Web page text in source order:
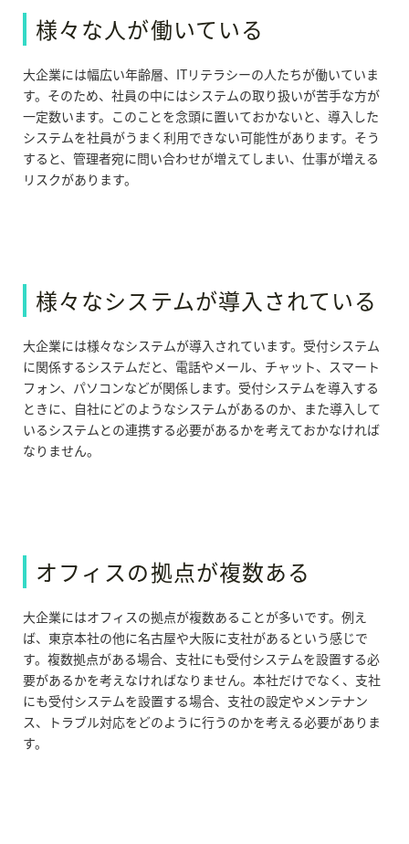
様々な人が働いている
大企業には幅広い年齢層、ITリテラシーの人たちが働いていま
す。そのため、社員の中にはシステムの取り扱いが苦手な方が
一定数います。このことを念頭に置いておかないと、導入した
システムを社員がうまく利用できない可能性があります。そう
すると、管理者宛に問い合わせが増えてしまい、仕事が増える
リスクがあります。
様々なシステムが導入されている
大企業には様々なシステムが導入されています。受付システム
に関係するシステムだと、電話やメール、チャット、スマート
フォン、パソコンなどが関係します。受付システムを導入する
ときに、自社にどのようなシステムがあるのか、また導入して
いるシステムとの連携する必要があるかを考えておかなければ
なりません。
オフィスの拠点が複数ある
大企業にはオフィスの拠点が複数あることが多いです。例え
ば、東京本社の他に名古屋や大阪に支社があるという感じで
す。複数拠点がある場合、支社にも受付システムを設置する必
要があるかを考えなければなりません。本社だけでなく、支社
にも受付システムを設置する場合、支社の設定やメンテナン
ス、トラブル対応をどのように行うのかを考える必要がありま
す。